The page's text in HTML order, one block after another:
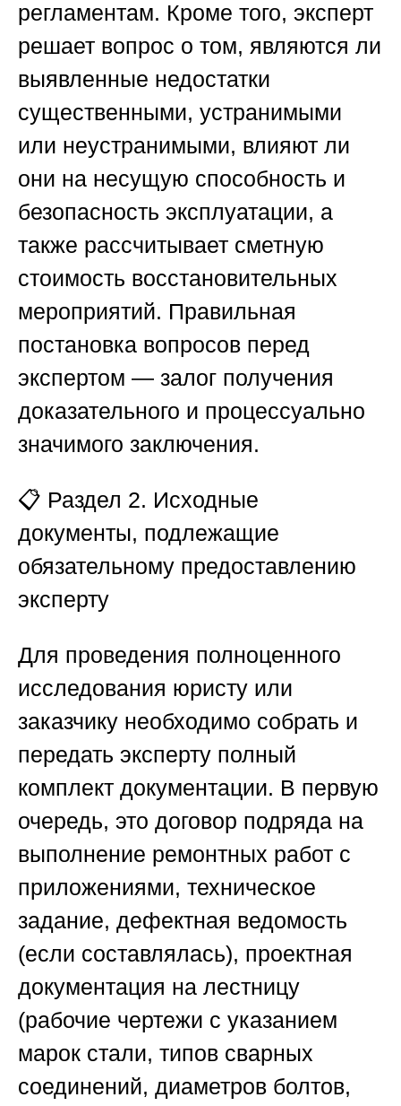
регламентам. Кроме того, эксперт
решает вопрос о том, являются ли
выявленные недостатки
существенными, устранимыми
или неустранимыми, влияют ли
они на несущую способность и
безопасность эксплуатации, а
также рассчитывает сметную
стоимость восстановительных
мероприятий. Правильная
постановка вопросов перед
экспертом — залог получения
доказательного и процессуально
значимого заключения.
📋 Раздел 2. Исходные
документы, подлежащие
обязательному предоставлению
эксперту
Для проведения полноценного
исследования юристу или
заказчику необходимо собрать и
передать эксперту полный
комплект документации. В первую
очередь, это договор подряда на
выполнение ремонтных работ с
приложениями, техническое
задание, дефектная ведомость
(если составлялась), проектная
документация на лестницу
(рабочие чертежи с указанием
марок стали, типов сварных
соединений, диаметров болтов,